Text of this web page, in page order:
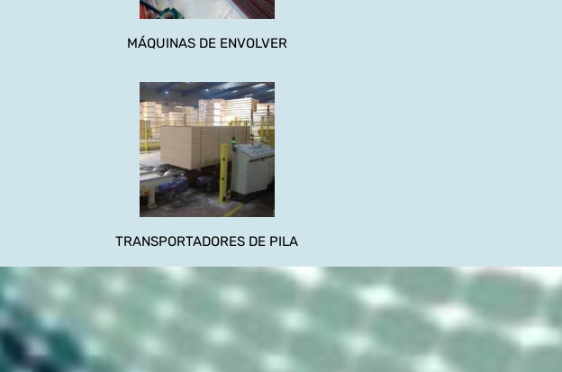
MÁQUINAS DE ENVOLVER
TRANSPORTADORES DE PILA